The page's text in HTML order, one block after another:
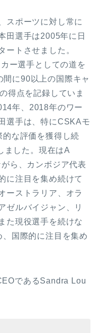
スポーツに対し常に
田選手は2005年に日
ートさせました。
ー選手としての道を
間に90 以上の国際キャ
得点を記録していま
年、 2018年のワー
選手は、特にCSKAモ
な評価を獲得し続
ました。現在はA
ら、カンボジア代表
に注目を集め続けて
ーストラリア、オラ
ゼルバイジャン、リ
た現役選手を続けな
、国際的に注目を集め
であるSandra Lou